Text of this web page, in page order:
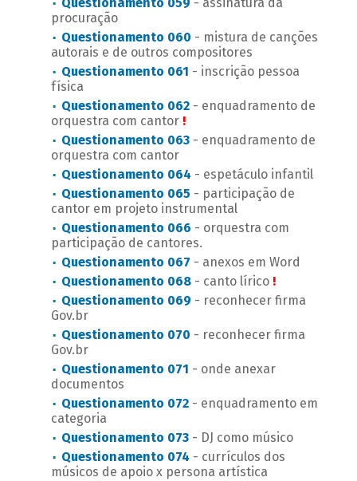
Questionamento 059 - assinatura da
procuração
Questionamento 060 - mistura de canções
autorais e de outros compositores
Questionamento 061 - inscrição pessoa
física
Questionamento 062 - enquadramento de
orquestra com cantor !
Questionamento 063 - enquadramento de
orquestra com cantor
Questionamento 064 - espetáculo infantil
Questionamento 065 - participação de
cantor em projeto instrumental
Questionamento 066 - orquestra com
participação de cantores.
Questionamento 067 - anexos em Word
Questionamento 068 - canto lírico !
Questionamento 069 - reconhecer firma
Gov.br
Questionamento 070 - reconhecer firma
Gov.br
Questionamento 071 - onde anexar
documentos
Questionamento 072 - enquadramento em
categoria
Questionamento 073 - DJ como músico
Questionamento 074 - currículos dos
músicos de apoio x persona artística